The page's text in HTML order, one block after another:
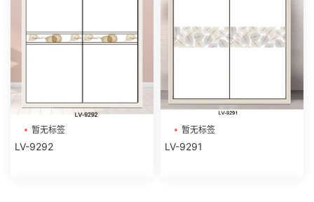
暂无标签
LV-9292
暂无标签
LV-9291